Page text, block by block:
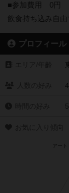
■参加費用 0円
飲食持ち込み自
プロフィール